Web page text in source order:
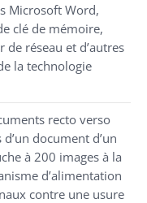
Microsoft Word,
clé de mémoire,
réseau et d’autres
la technologie
recto verso
document d’un
à 200 images à la
d’alimentation
contre une usure